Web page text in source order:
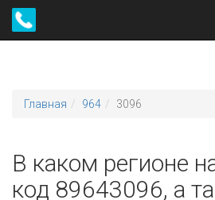
Главная 964 3096
В каком регионе
код 89643096, а